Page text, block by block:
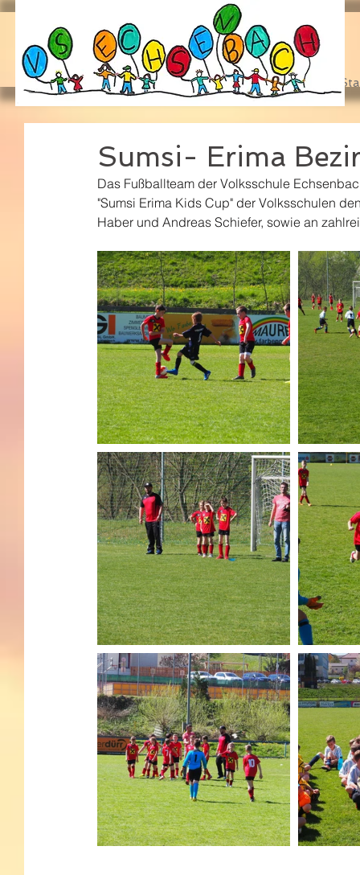
Sumsi- Erima
Das Fußballteam der Volksschule
"Sumsi Erima Kids Cup" der Volksschulen
Haber und Andreas Schiefer, sowie an